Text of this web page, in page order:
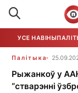
УСЕ НАВІНЫ
Палітыка
Рыжанкоў у
“стварэнні